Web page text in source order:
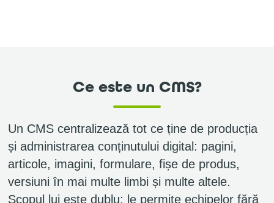
Ce este un CMS?
Un CMS centralizează tot ce ține de producția
și administrarea conținutului digital: pagini,
articole, imagini, formulare, fișe de produs,
versiuni în mai multe limbi și multe altele.
Scopul lui este dublu: le permite echipelor fără